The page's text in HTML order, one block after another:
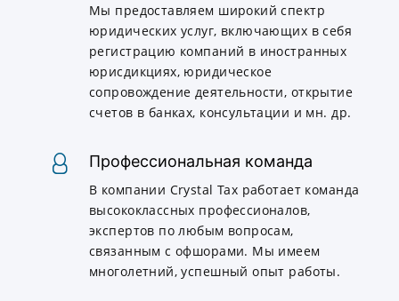
Мы предоставляем широкий спектр
юридических услуг, включающих в себя
регистрацию компаний в иностранных
юрисдикциях, юридическое
сопровождение деятельности, открытие
счетов в банках, консультации и мн. др.
Профессиональная команда
В компании Crystal Tax работает команда
высококлассных профессионалов,
экспертов по любым вопросам,
связанным с офшорами. Мы имеем
многолетний, успешный опыт работы.